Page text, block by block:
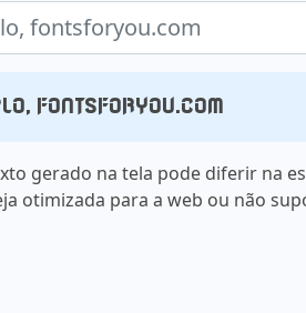
fontsforyou.com
gerado na tela pode diferir na
otimizada para a web ou não